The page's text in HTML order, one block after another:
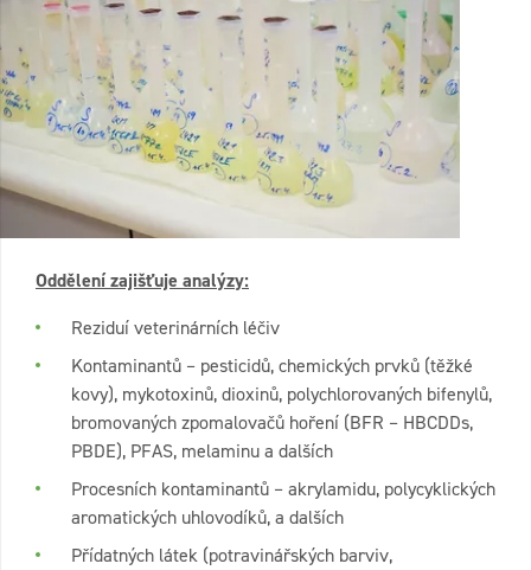
Oddělení zajišťuje analýzy:
Reziduí veterinárních léčiv
Kontaminantů – pesticidů, chemických prvků (těžké
kovy), mykotoxinů, dioxinů, polychlorovaných bifenylů,
bromovaných zpomalovačů hoření (BFR – HBCDDs,
PBDE), PFAS, melaminu a dalších
Procesních kontaminantů – akrylamidu, polycyklických
aromatických uhlovodíků, a dalších
Přídatných látek (potravinářských barviv,